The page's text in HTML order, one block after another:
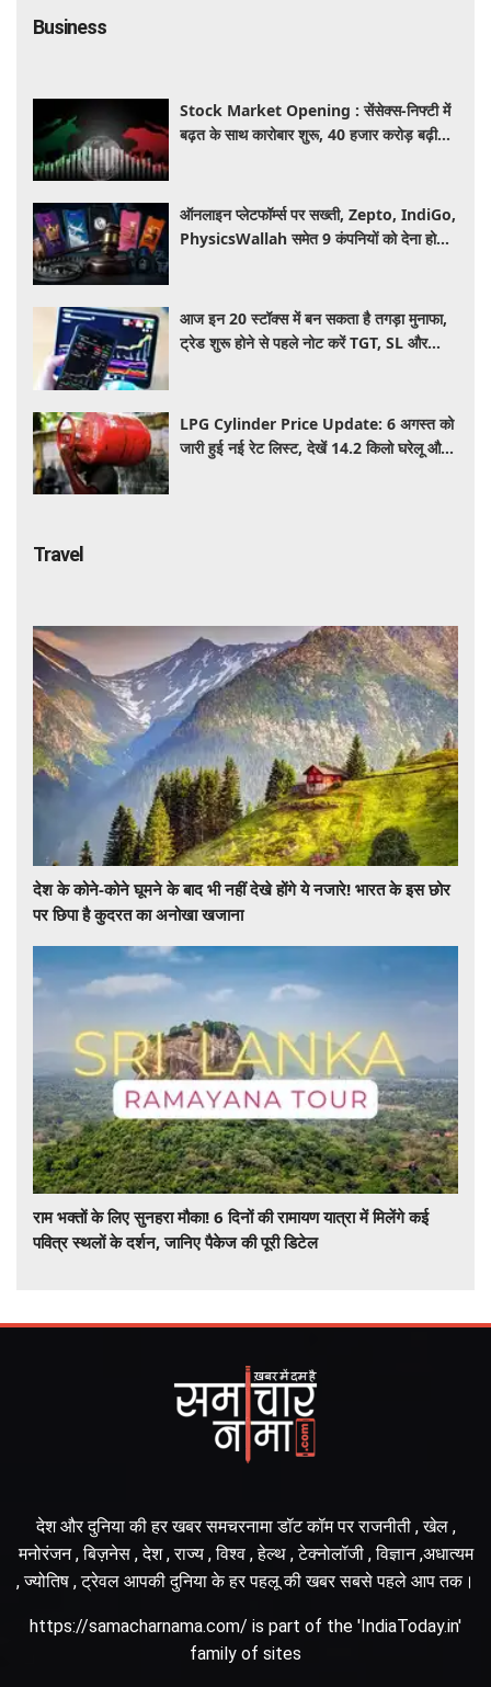
Business
Stock Market Opening : सेंसेक्स-निफ्टी में
बढ़त के साथ कारोबार शुरू, 40 हजार करोड़ बढ़ी
ऑनलाइन प्लेटफॉर्म्स पर सख्ती, Zepto, IndiGo,
PhysicsWallah समेत 9 कंपनियों को देना होगा
आज इन 20 स्टॉक्स में बन सकता है तगड़ा मुनाफा,
ट्रेड शुरू होने से पहले नोट करें TGT, SL और
LPG Cylinder Price Update: 6 अगस्त को
जारी हुई नई रेट लिस्ट, देखें 14.2 किलो घरेलू और
Travel
देश के कोने-कोने घूमने के बाद भी नहीं देखे होंगे ये नजारे! भारत के इस छोर
पर छिपा है कुदरत का अनोखा खजाना
राम भक्तों के लिए सुनहरा मौका! 6 दिनों की रामायण यात्रा में मिलेंगे कई
पवित्र स्थलों के दर्शन, जानिए पैकेज की पूरी डिटेल
देश और दुनिया की हर खबर समचरनामा डॉट कॉम पर राजनीती , खेल ,
मनोरंजन , बिज़नेस , देश , राज्य , विश्व , हेल्थ , टेक्नोलॉजी , विज्ञान ,अधात्यम
, ज्योतिष , ट्रेवल आपकी दुनिया के हर पहलू की खबर सबसे पहले आप तक।
https://samacharnama.com/ is part of the 'IndiaToday.in'
family of sites